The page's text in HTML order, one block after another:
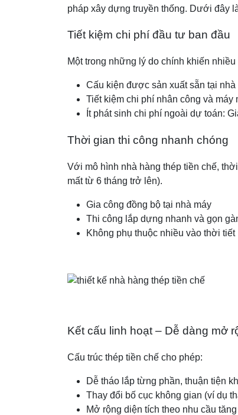
pháp xây dựng truyền thống. Dưới đây
Tiết kiệm chi phí đầu tư ban đầu
Một trong những lý do chính khiến
Cấu kiện được sản xuất sẵn tại
Tiết kiệm chi phí nhân công và
Ít phát sinh chi phí ngoài dự toán:
Thời gian thi công nhanh chóng
Với mô hình nhà hàng thép tiền chế,
mất từ 6 tháng trở lên).
Gia công đồng bộ tại nhà máy
Thi công lắp dựng nhanh và gọn
Không phụ thuộc nhiều vào thời tiết
Kết cấu linh hoạt – Dễ dàng mở
Cấu trúc thép tiền chế cho phép:
Dễ tháo lắp từng phần, thuận tiện
Thay đổi bố cục không gian (ví dụ
Mở rộng diện tích theo nhu cầu